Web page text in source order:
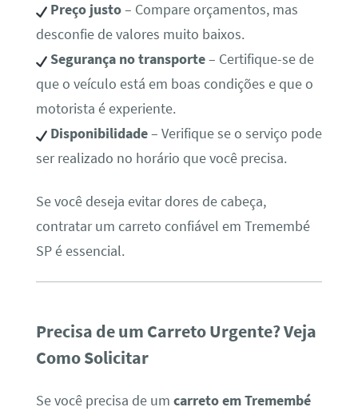
Preço justo– Compare orçamentos, mas
desconfie de valores muito baixos.
Segurança no transporte– Certifique-se de
que o veículo está em boas condições e que o
motorista é experiente.
Disponibilidade– Verifique se o serviço pode
ser realizado no horário que você precisa.
Se você deseja evitar dores de cabeça,
contratar um carreto confiável em Tremembé
SP é essencial.
Precisa de um Carreto Urgente? Veja
Como Solicitar
Se você precisa de um carreto em Tremembé